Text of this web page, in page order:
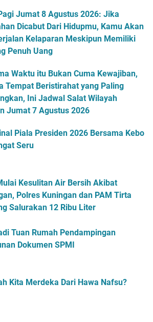
Jumat 8 Agustus 2026: Jika
Dicabut Dari Hidupmu, Kamu Akan
Kelaparan Meskipun Memiliki
Penuh Uang
Waktu itu Bukan Cuma Kewajiban,
Tempat Beristirahat yang Paling
Ini Jadwal Salat Wilayah
Jumat 7 Agustus 2026
Piala Presiden 2026 Bersama Kebo
Seru
Kesulitan Air Bersih Akibat
Polres Kuningan dan PAM Tirta
Salurakan 12 Ribu Liter
Tuan Rumah Pendampingan
Dokumen SPMI
Kita Merdeka Dari Hawa Nafsu?